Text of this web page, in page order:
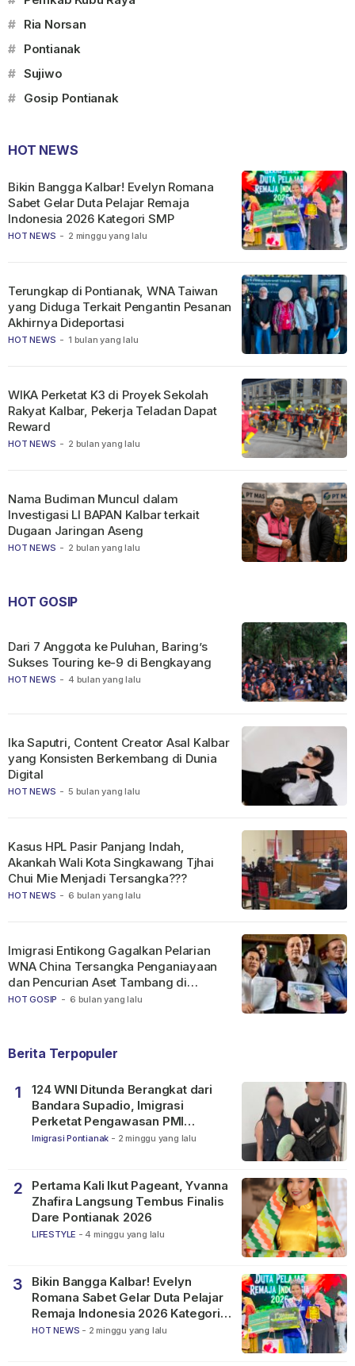
# Ria Norsan
# Pontianak
# Sujiwo
# Gosip Pontianak
HOT NEWS
HOT NEWS - 2 minggu yang lalu
Bikin Bangga Kalbar! Evelyn Romana
Sabet Gelar Duta Pelajar Remaja
Indonesia 2026 Kategori SMP
HOT NEWS - 1 bulan yang lalu
Terungkap di Pontianak, WNA Taiwan
yang Diduga Terkait Pengantin Pesanan
Akhirnya Dideportasi
HOT NEWS - 2 bulan yang lalu
WIKA Perketat K3 di Proyek Sekolah
Rakyat Kalbar, Pekerja Teladan Dapat
Reward
HOT NEWS - 2 bulan yang lalu
Nama Budiman Muncul dalam
Investigasi LI BAPAN Kalbar terkait
Dugaan Jaringan Aseng
HOT GOSIP
HOT NEWS - 4 bulan yang lalu
Dari 7 Anggota ke Puluhan, Baring’s
Sukses Touring ke-9 di Bengkayang
HOT NEWS - 5 bulan yang lalu
Ika Saputri, Content Creator Asal Kalbar
yang Konsisten Berkembang di Dunia
Digital
HOT NEWS - 6 bulan yang lalu
Kasus HPL Pasir Panjang Indah,
Akankah Wali Kota Singkawang Tjhai
Chui Mie Menjadi Tersangka???
HOT GOSIP - 6 bulan yang lalu
Imigrasi Entikong Gagalkan Pelarian
WNA China Tersangka Penganiayaan
dan Pencurian Aset Tambang di
Ketapang
Berita Terpopuler
1
124 WNI Ditunda Berangkat dari
Bandara Supadio, Imigrasi
Perketat Pengawasan PMI
Nonprosedural
Imigrasi Pontianak - 2 minggu yang lalu
2
Pertama Kali Ikut Pageant, Yvanna
Zhafira Langsung Tembus Finalis
Dare Pontianak 2026
LIFESTYLE - 4 minggu yang lalu
3
Bikin Bangga Kalbar! Evelyn
Romana Sabet Gelar Duta Pelajar
Remaja Indonesia 2026 Kategori
SMP
HOT NEWS - 2 minggu yang lalu